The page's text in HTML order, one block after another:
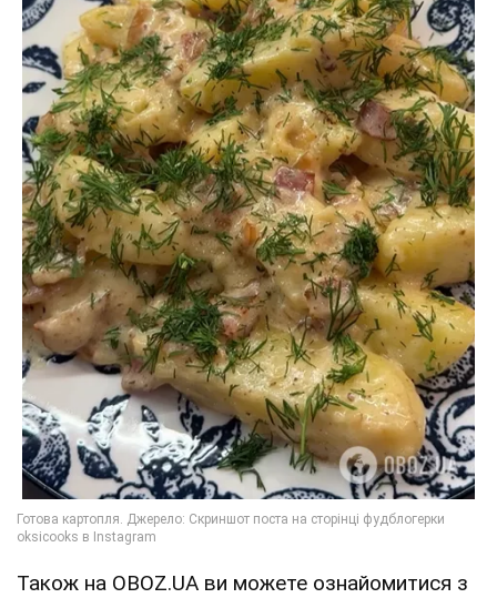
Також на OBOZ.UA ви можете ознайомитися з